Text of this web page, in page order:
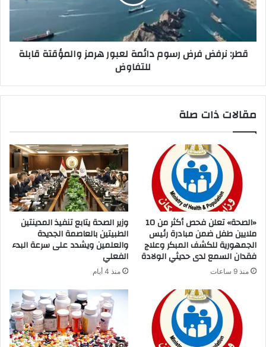
قطر: نرفض فرض رسوم دائمة لعبور هرمز والمؤقتة قابلة
للتفاوض
مقالات ذات صلة
«الصحة» تعلن فحص أكثر من 10
ملايين طفل ضمن مبادرة رئيس
الجمهورية للكشف المبكر وعلاج
فقدان السمع لدى حديثي الولادة
منذ 9 ساعات
وزير الصحة يتابع تنفيذ المدينتين
الطبيتين بالعاصمة الجديدة
والعلمين ويشدد على سرعة البدء
الفعلي
منذ 4 أيام